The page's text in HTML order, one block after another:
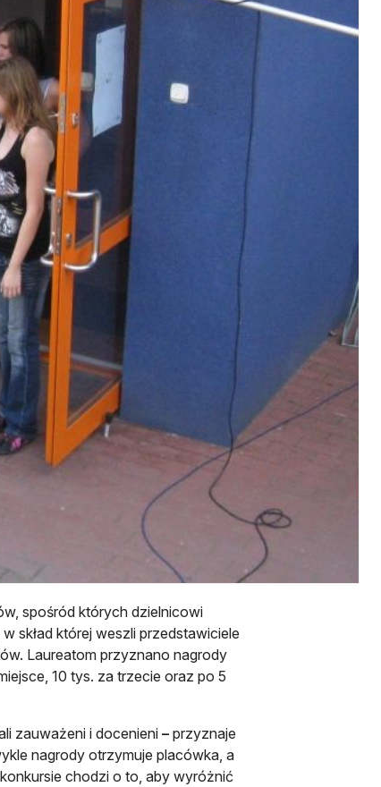
spośród których dzielnicowi
skład której weszli przedstawiciele
Laureatom przyznano nagrody
10 tys. za trzecie oraz po 5
zauważeni i docenieni – przyznaje
nagrody otrzymuje placówka, a
chodzi o to, aby wyróżnić